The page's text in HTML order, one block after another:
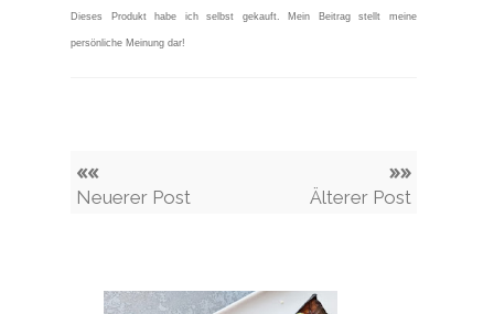
Dieses Produkt habe ich selbst gekauft. Mein Beitrag stellt meine
persönliche Meinung dar!
««
Neuerer Post
»»
Älterer Post